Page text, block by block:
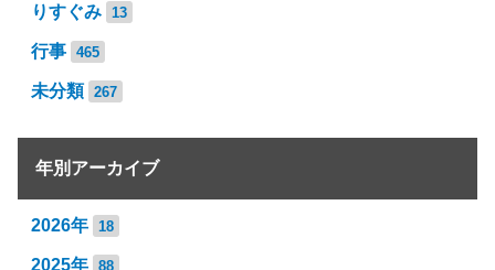
りすぐみ 13
行事 465
未分類 267
年別アーカイブ
2026年 18
2025年 88